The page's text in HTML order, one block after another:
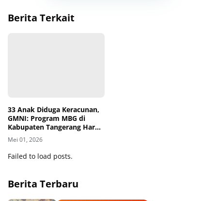
Berita Terkait
33 Anak Diduga Keracunan,
GMNI: Program MBG di
Kabupaten Tangerang Harus
Dihentikan!
Mei 01, 2026
Failed to load posts.
Berita Terbaru